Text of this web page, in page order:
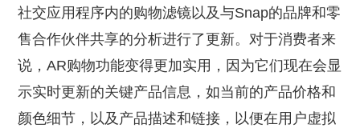
社交应用程序内的购物滤镜以及与Snap的品牌和零
售合作伙伴共享的分析进行了更新。对于消费者来
说，AR购物功能变得更加实用，因为它们现在会显
示实时更新的关键产品信息，如当前的产品价格和
颜色细节，以及产品描述和链接，以便在用户虚拟